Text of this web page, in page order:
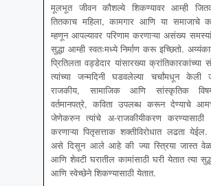
मूलभूत जीवन कौशल्ये शिकण्यावर आम्ही
तितकाच महिला, कामगार आणि या समाजाचे
म्हणून आपल्यावर परिणाम करणाऱ्या असंख्य
सुद्धा आम्ही स्वतःमध्ये निर्माण करू इच्छितो.
प्रितिलता वड्डेदार यांसारख्या क्रांतिकारकांच्या
त्यांच्या जन्मदिनी घडवलेल्या चर्चांमधून केली
राजकीय, सामाजिक आणि सांस्कृतिक
वर्तमानपत्रे, कविता उपलब्ध करून देण्याचे
जेणेकरुन त्यांचे अ-राजकीयीकरण
करणाऱ्या पितृसत्ताक शक्तीविरोधात लढता येईल.
असे दिसून आले आहे की ज्या स्त्रिया जास्त
आणि शेवटी घरातील कामांसाठी घरी येतात त्या
आणि स्वेच्छेने शिकण्यासाठी येतात.